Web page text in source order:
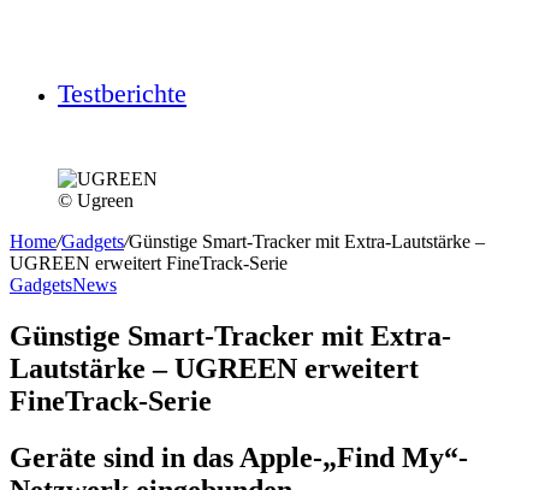
Testberichte
© Ugreen
Home/Gadgets/Günstige Smart-Tracker mit Extra-Lautstärke –
UGREEN erweitert FineTrack-Serie
GadgetsNews
Günstige Smart-Tracker mit Extra-
Lautstärke – UGREEN erweitert
FineTrack-Serie
Geräte sind in das Apple-„Find My“-